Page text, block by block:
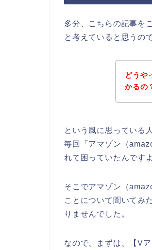
多分、こちらの記事を
と考えていると思うの
どうや
かるの
という風に思っている
毎回「アマゾン（
れて困っていたんですよ
そこでアマゾン（
ことについて聞いてみ
りませんでした。
なので、まずは、【V